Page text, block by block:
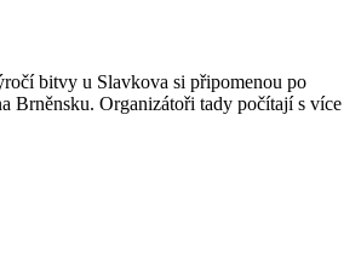
bitvy u Slavkova si připomenou po
Brněnsku. Organizátoři tady počítají s více